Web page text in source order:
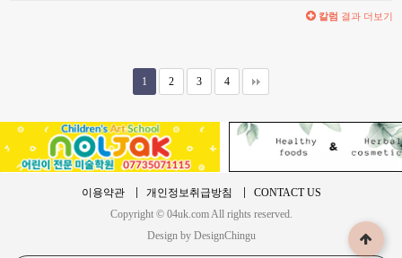
칼럼 결과 더보기
1 2 3 4
이용약관 개인정보취급방침
CONTACT US
Copyright © 04uk.com All rights reserved.
Design by DesignChingu